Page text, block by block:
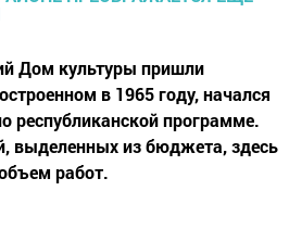
Дом культуры пришли
в 1965 году, начался
республиканской программе.
выделенных из бюджета, здесь
работ.